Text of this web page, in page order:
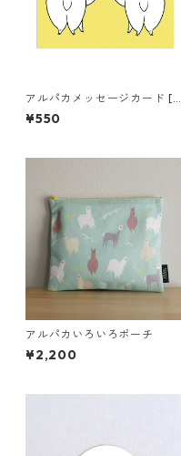
アルパカメッセージカード [お
しり]
¥550
アルパカいろいろポーチ
¥2,200